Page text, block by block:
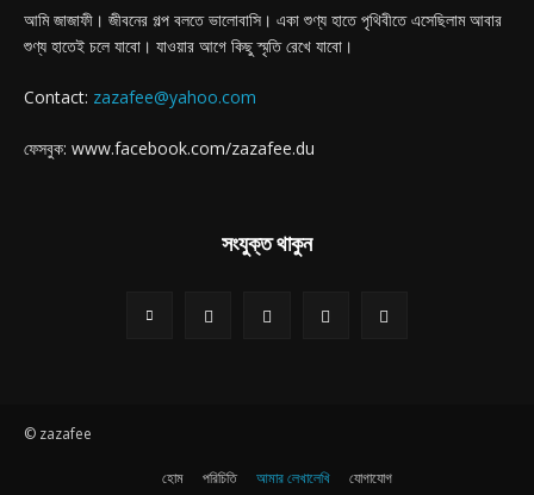
আমি জাজাফী। জীবনের গল্প বলতে ভালোবাসি। একা শুণ্য হাতে পৃথিবীতে এসেছিলাম আবার
শুণ্য হাতেই চলে যাবো। যাওয়ার আগে কিছু স্মৃতি রেখে যাবো।
Contact: zazafee@yahoo.com
ফেসবুক: www.facebook.com/zazafee.du
সংযুক্ত থাকুন
© zazafee
হোম পরিচিতি আমার লেখালেখি যোগাযোগ